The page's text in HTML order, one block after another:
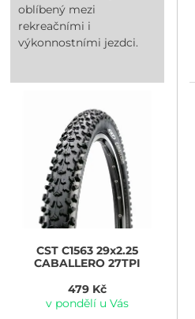
oblíbený mezi
rekreačními i
výkonnostními jezdci.
CST C1563 29x2.25
CABALLERO 27TPI
479 Kč
v pondělí u Vás